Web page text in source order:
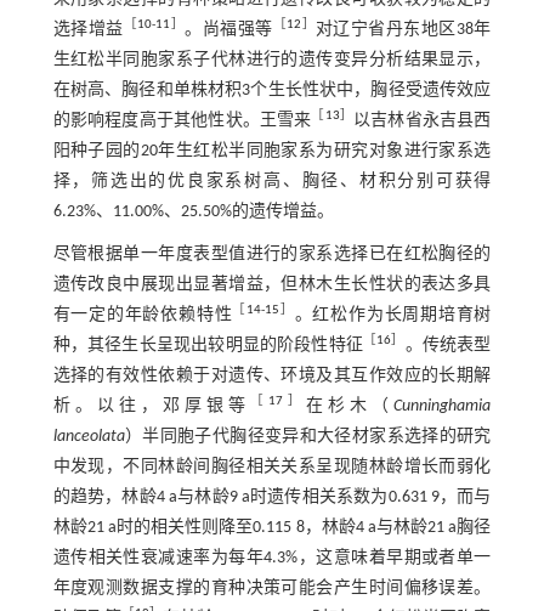
选择增益
10-11 。尚福强等 12
对辽宁省丹东地区38年
生红松半同胞家系子代林进行的遗传变异分析结果显示，
在树高、胸径和单株材积3个生长性状中，胸径受遗传效应
的影响程度高于其他性状。王雪来
13
以吉林省永吉县西
阳种子园的20年生红松半同胞家系为研究对象进行家系选
择，筛选出的优良家系树高、胸径、材积分别可获得
6.23%、11.00%、25.50%的遗传增益。
尽管根据单一年度表型值进行的家系选择已在红松胸径的
遗传改良中展现出显著增益，但林木生长性状的表达多具
有一定的年龄依赖特性
14-15
。红松作为长周期培育树
种，其径生长呈现出较明显的阶段性特征
16
。传统表型
选择的有效性依赖于对遗传、环境及其互作效应的长期解
析。以往，邓厚银等
17 ］在杉木（Cunninghamia
lanceolata）半同胞子代胸径变异和大径材家系选择的研究
中发现，不同林龄间胸径相关关系呈现随林龄增长而弱化
的趋势，林龄4 a与林龄9 a时遗传相关系数为0.631 9，而与
林龄21 a时的相关性则降至0.115 8，林龄4 a与林龄21 a胸径
遗传相关性衰减速率为每年4.3%，这意味着早期或者单一
年度观测数据支撑的育种决策可能会产生时间偏移误差。